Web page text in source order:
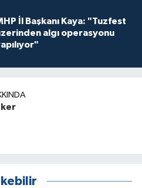
İl Başkanı Kaya: "Tuzfest
algı operasyonu